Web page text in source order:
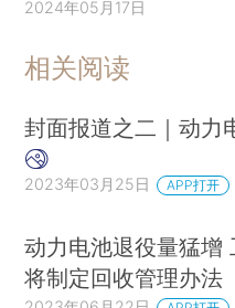
2024年05月17日
相关阅读
封面报道之二｜动力
2023年03月25日 APP打开
动力电池退役量猛增
将制定回收管理办法